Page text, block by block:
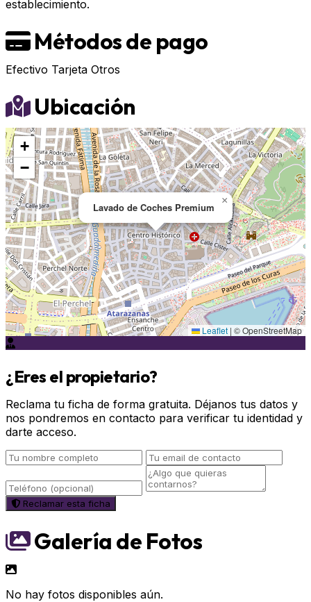
establecimiento.
Métodos de pago
Efectivo Tarjeta Otros
Ubicación
Lavado de Coches Premium
×
+
−
Leaflet | © OpenStreetMap
¿Eres el propietario?
Reclama tu ficha de forma gratuita. Déjanos tus datos y
nos pondremos en contacto para verificar tu identidad y
darte acceso.
Reclamar esta ficha
Galería de Fotos
No hay fotos disponibles aún.